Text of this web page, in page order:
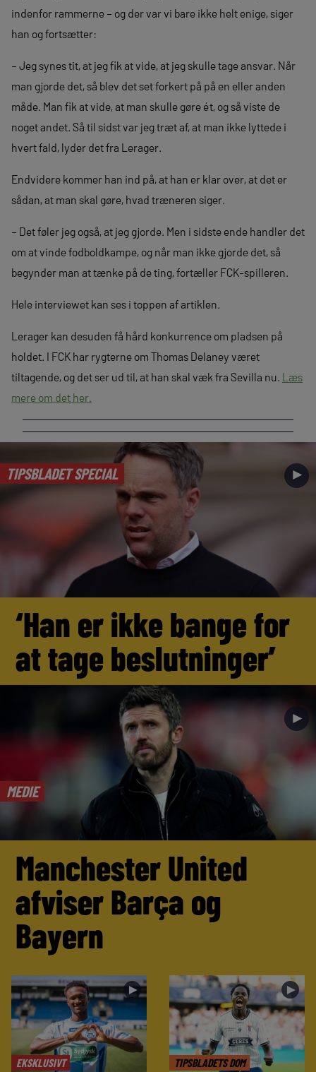
indenfor rammerne – og der var vi bare ikke helt enige, siger
han og fortsætter:
– Jeg synes tit, at jeg fik at vide, at jeg skulle tage ansvar. Når
man gjorde det, så blev det set forkert på på en eller anden
måde. Man fik at vide, at man skulle gøre ét, og så viste de
noget andet. Så til sidst var jeg træt af, at man ikke lyttede i
hvert fald, lyder det fra Lerager.
Endvidere kommer han ind på, at han er klar over, at det er
sådan, at man skal gøre, hvad træneren siger.
– Det føler jeg også, at jeg gjorde. Men i sidste ende handler det
om at vinde fodboldkampe, og når man ikke gjorde det, så
begynder man at tænke på de ting, fortæller FCK-spilleren.
Hele interviewet kan ses i toppen af artiklen.
Lerager kan desuden få hård konkurrence om pladsen på
holdet. I FCK har rygterne om Thomas Delaney været
tiltagende, og det ser ud til, at han skal væk fra Sevilla nu. Læs
mere om det her.
TIPSBLADET SPECIAL ►
‘Han er ikke bange for
at tage beslutninger’
MEDIE
►
Manchester United
afviser Barça og
Bayern
EKSKLUSIVT
►
TIPSBLADETS DOM
►